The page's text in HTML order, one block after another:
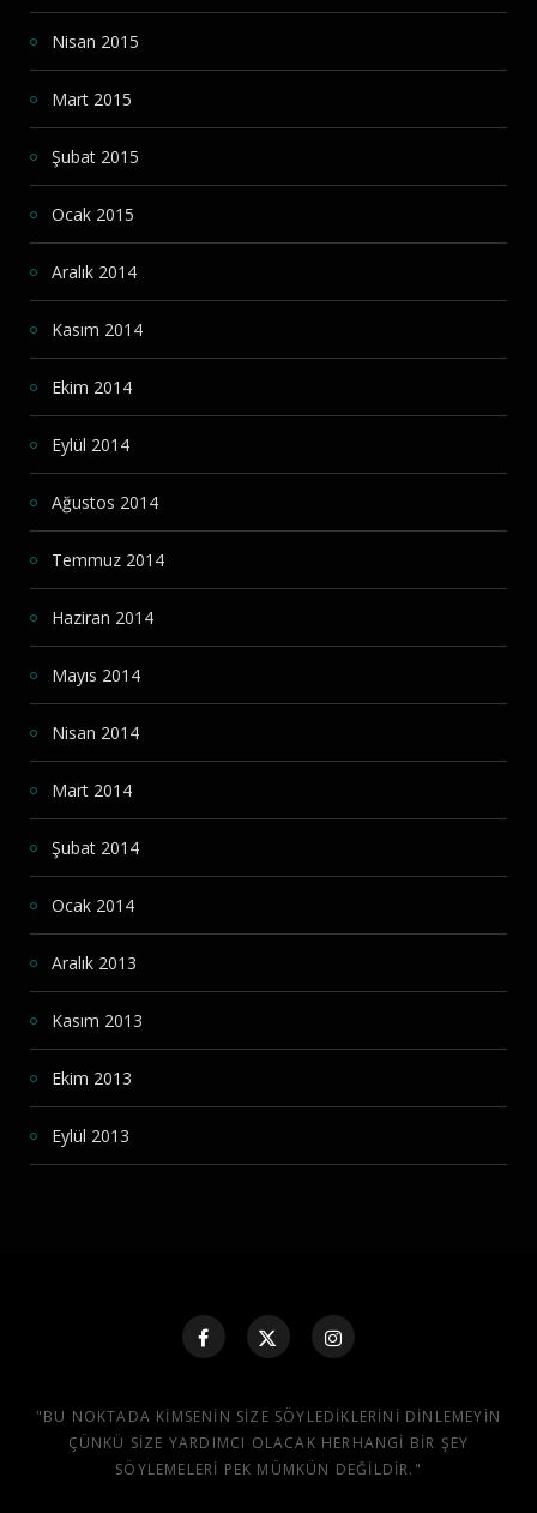
Nisan 2015
Mart 2015
Şubat 2015
Ocak 2015
Aralık 2014
Kasım 2014
Ekim 2014
Eylül 2014
Ağustos 2014
Temmuz 2014
Haziran 2014
Mayıs 2014
Nisan 2014
Mart 2014
Şubat 2014
Ocak 2014
Aralık 2013
Kasım 2013
Ekim 2013
Eylül 2013
"BU NOKTADA KIMSENIN SIZE SÖYLEDIKLERINI DINLEMEYIN
ÇÜNKÜ SIZE YARDIMCI OLACAK HERHANGI BIR ŞEY
SÖYLEMELERI PEK MÜMKÜN DEĞILDIR."